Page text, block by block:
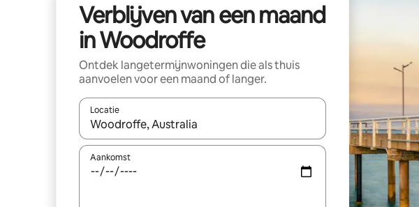
Verblijven van een maand
in Woodroffe
Ontdek langetermijnwoningen die als thuis
aanvoelen voor een maand of langer.
Locatie
Wanneer er resultaten beschikbaar zijn, maak je een keuze met je de
Aankomst